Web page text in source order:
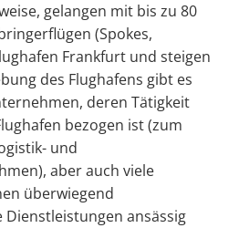
gelangen mit bis zu 80
(Spokes,
Frankfurt und steigen
des Flughafens gibt es
deren Tätigkeit
bezogen ist (zum
und
aber auch viele
überwiegend
ansässig